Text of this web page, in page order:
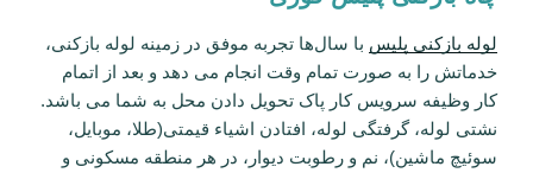
لوله بازکنی پلیس با سال‌ها تجربه موفق در زمینه لوله بازکنی،
خدماتش را به صورت تمام وقت انجام می دهد و بعد از اتمام
کار وظیفه سرویس کار پاک تحویل دادن محل به شما می باشد.
نشتی لوله، گرفتگی لوله، افتادن اشیاء قیمتی(طلا، موبایل،
سوئیچ ماشین)، نم و رطوبت دیوار، در هر منطقه مسکونی و